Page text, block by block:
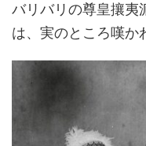
バリバリの尊皇攘夷
は、実のところ嘆か